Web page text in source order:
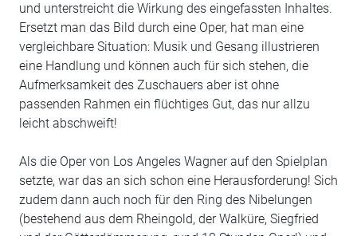
und unterstreicht die Wirkung des eingefassten Inhaltes.
Ersetzt man das Bild durch eine Oper, hat man eine
vergleichbare Situation: Musik und Gesang illustrieren
eine Handlung und können auch für sich stehen, die
Aufmerksamkeit des Zuschauers aber ist ohne
passenden Rahmen ein flüchtiges Gut, das nur allzu
leicht abschweift!
Als die Oper von Los Angeles Wagner auf den Spielplan
setzte, war das an sich schon eine Herausforderung! Sich
zudem dann auch noch für den Ring des Nibelungen
(bestehend aus dem Rheingold, der Walküre, Siegfried